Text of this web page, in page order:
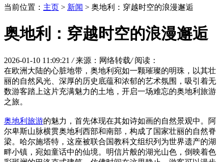
当前位置： 主页 > 新闻 > 奥地利：穿越时空的浪漫邂逅
奥地利：穿越时空的浪漫邂逅
2026-01-10 11:09:21 / 来源：网络转载/ 阅读：
在欧洲大陆的心脏地带，奥地利宛如一颗璀璨的明珠，以其壮
丽的自然风光、深厚的历史底蕴和浓郁的艺术氛围，吸引着无
数游客踏上这片充满魅力的土地，开启一场难忘的奥地利旅游
之旅。
奥地利旅游的魅力，首先体现在其如诗如画的自然景观中。阿
尔卑斯山脉横贯奥地利西部和南部，构成了国家壮丽的自然脊
梁。哈尔施塔特，这座被联合国教科文组织列为世界遗产的湖
畔小镇，宛如童话中的仙境。明信片般的湖光山色，倒映着色